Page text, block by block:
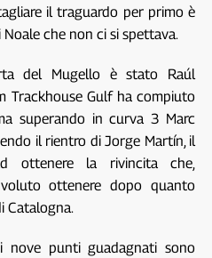
il traguardo per primo è
che non ci si spettava.
del Mugello è stato Raúl
Trackhouse Gulf ha compiuto
superando in curva 3 Marc
il rientro di Jorge Martín, il
ottenere la rivincita che,
voluto ottenere dopo quanto
Catalogna.
nove punti guadagnati sono